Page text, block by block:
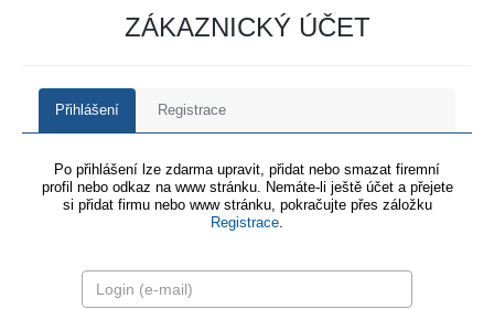
ZÁKAZNICKÝ ÚČET
Přihlášení Registrace
Po přihlášení lze zdarma upravit, přidat nebo smazat firemní
profil nebo odkaz na www stránku. Nemáte-li ještě účet a přejete
si přidat firmu nebo www stránku, pokračujte přes záložku
Registrace.